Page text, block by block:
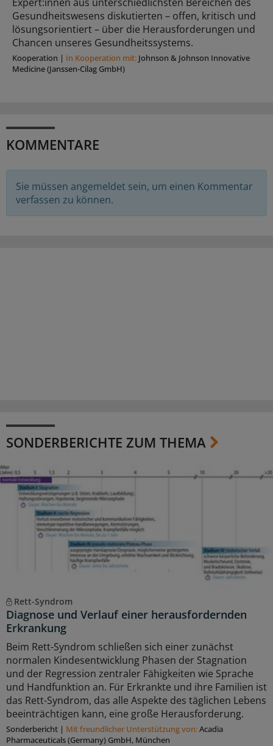
Gesundheitswesens diskutierten – offen, kritisch und
lösungsorientiert – über die Herausforderungen und
Chancen unseres Gesundheitssystems.
Kooperation | In Kooperation mit: Johnson & Johnson Innovative
Medicine (Janssen-Cilag GmbH)
KOMMENTARE
Sie müssen angemeldet sein, um einen Kommentar
verfassen zu können.
SONDERBERICHTE ZUM THEMA
Rett-Syndrom
Diagnose und Verlauf einer herausfordernden
Erkrankung
Beim Rett-Syndrom schließen sich einer zunächst
normalen Kindesentwicklung Phasen der Stagnation
und der Regression zentraler Fähigkeiten wie Sprache
und Handfunktion an. Für Erkrankte und ihre Familien ist
das Rett-Syndrom, das alle Aspekte des täglichen Lebens
beeinträchtigen kann, eine große Herausforderung.
Sonderbericht | Mit freundlicher Unterstützung von:Acadia
Pharmaceuticals (Germany) GmbH, München